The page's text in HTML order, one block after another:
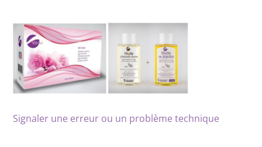
Signaler une erreur ou un problème technique